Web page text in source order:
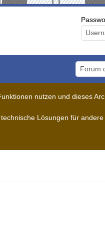
Forum
nutzen und dieses
Lösungen für